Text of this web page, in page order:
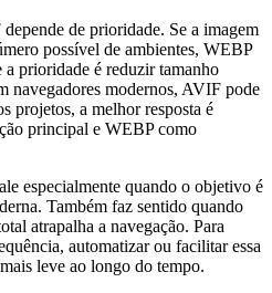
de prioridade. Se a imagem
possível de ambientes, WEBP
a prioridade é reduzir tamanho
navegadores modernos, AVIF pode
projetos, a melhor resposta é
principal e WEBP como
especialmente quando o objetivo é
Também faz sentido quando
atrapalha a navegação. Para
automatizar ou facilitar essa
leve ao longo do tempo.